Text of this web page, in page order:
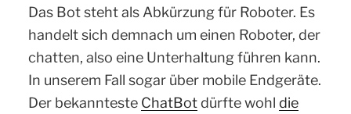
Das Bot steht als Abkürzung für Roboter. Es
handelt sich demnach um einen Roboter, der
chatten, also eine Unterhaltung führen kann.
In unserem Fall sogar über mobile Endgeräte.
Der bekannteste ChatBotdürfte wohl die